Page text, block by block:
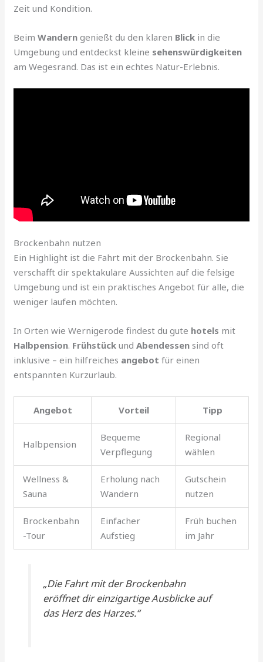
Zeit und Kondition.
BeimWandern genießt du den klaren Blick in die
Umgebung und entdeckst kleine sehenswürdigkeiten
am Wegesrand. Das ist ein echtes Natur-Erlebnis.
Brockenbahn nutzen
Ein Highlight ist die Fahrt mit der Brockenbahn. Sie
verschafft dir spektakuläre Aussichten auf die felsige
Umgebung und ist ein praktisches Angebot für alle, die
weniger laufen möchten.
In Orten wie Wernigerode findest du gute hotels mit
Halbpension. Frühstück undAbendessen sind oft
inklusive – ein hilfreiches angebot für einen
entspannten Kurzurlaub.
Angebot Vorteil Tipp
Halbpension
Bequeme
Verpflegung
Regional
wählen
Wellness &
Sauna
Erholung nach
Wandern
Gutschein
nutzen
Brockenbahn
-Tour
Einfacher
Aufstieg
Früh buchen
im Jahr
„Die Fahrt mit der Brockenbahn
eröffnet dir einzigartige Ausblicke auf
das Herz des Harzes.“